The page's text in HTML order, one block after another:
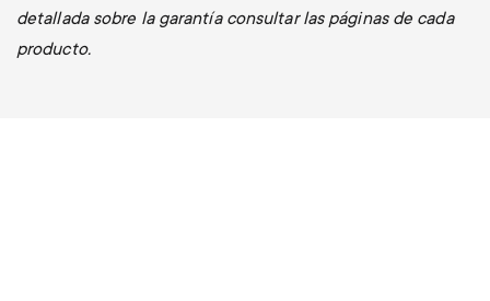
detallada sobre la garantía consultar las páginas de cada
producto.